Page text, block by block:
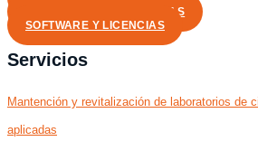
EXPERIENCIAS INMERSIVAS
SOFTWARE Y LICENCIAS
Servicios
Mantención y revitalización de laboratorios de
aplicadas